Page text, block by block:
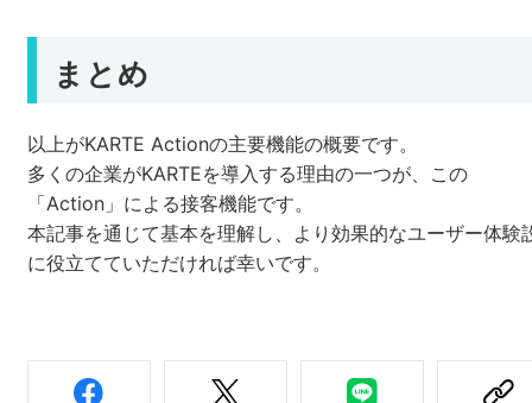
まとめ
以上がKARTE Actionの主要機能の概要です。
多くの企業がKARTEを導入する理由の一つが、この
「Action」による接客機能です。
本記事を通じて基本を理解し、より効果的なユーザー体験
に役立てていただければ幸いです。